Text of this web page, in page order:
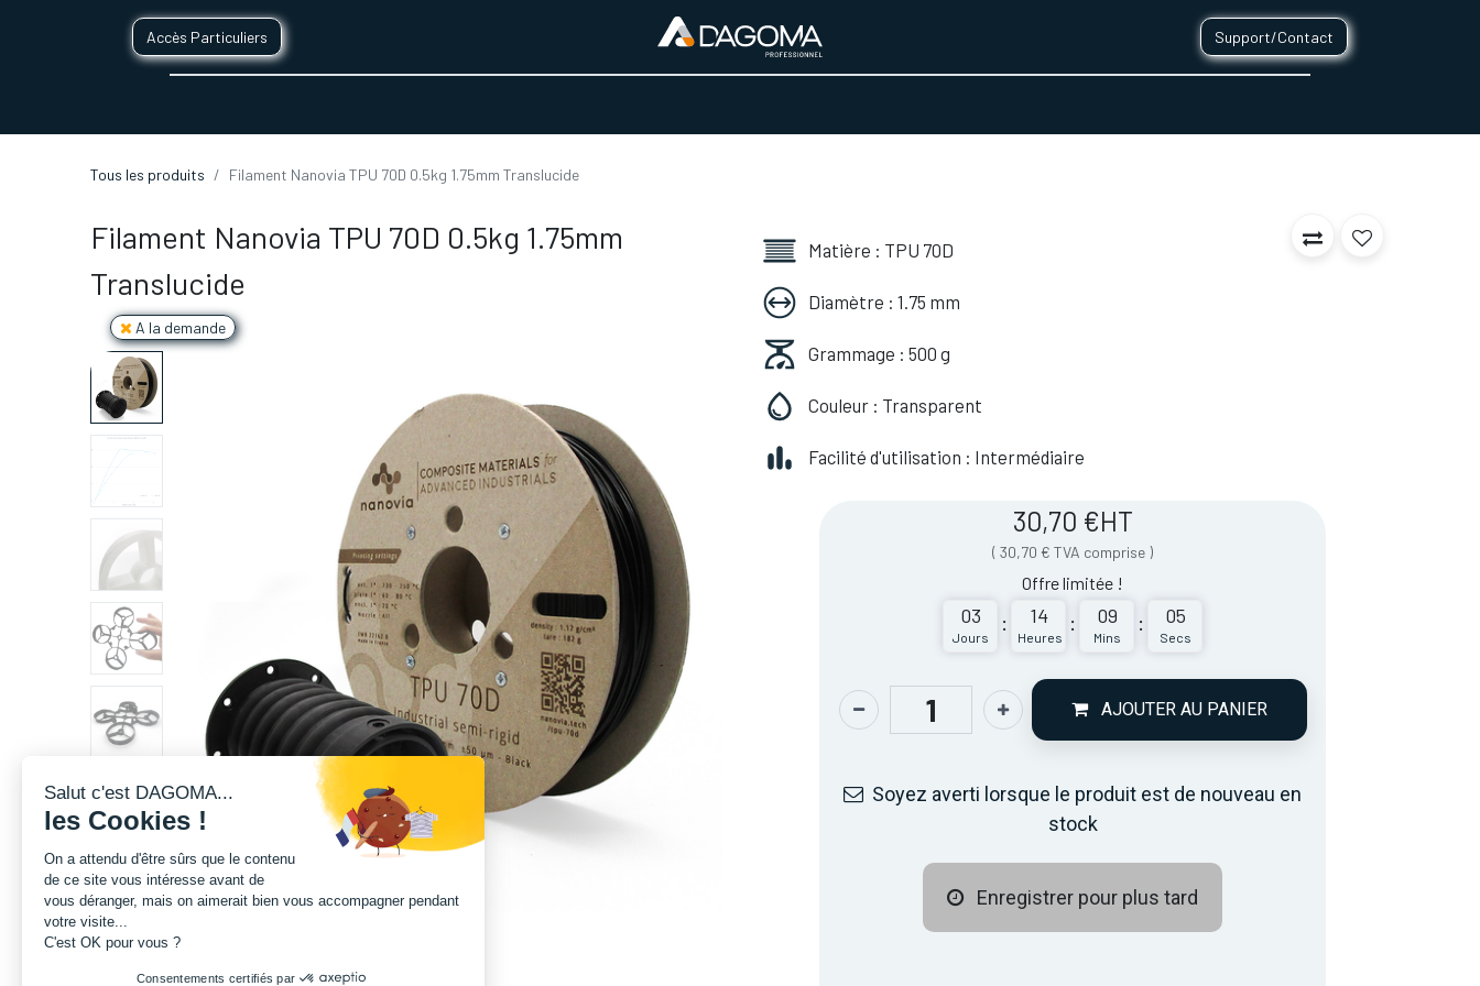
Accès Particuliers Support/Contact
Tous les produits Filament Nanovia TPU 70D 0.5kg 1.75mm Translucide
Filament Nanovia TPU 70D 0.5kg 1.75mm
Translucide
A la demande
Matière : TPU 70D
Diamètre : 1.75 mm
Grammage : 500 g
Couleur : Transparent
Facilité d'utilisation : Intermédiaire
30,70 €HT
(30,70 € TVA comprise )
Offre limitée !
03
Jours
: 14
Heures
: 09
Mins
: 05
Secs
AJOUTER AU PANIER
Soyez averti lorsque le produit est de nouveau en
stock
Enregistrer pour plus tard
Salut c'est DAGOMA...
les Cookies !
On a attendu d'être sûrs que le contenu
de ce site vous intéresse avant de
vous déranger, mais on aimerait bien vous accompagner pendant
votre visite...
C'est OK pour vous ?
Consentements certifiés par